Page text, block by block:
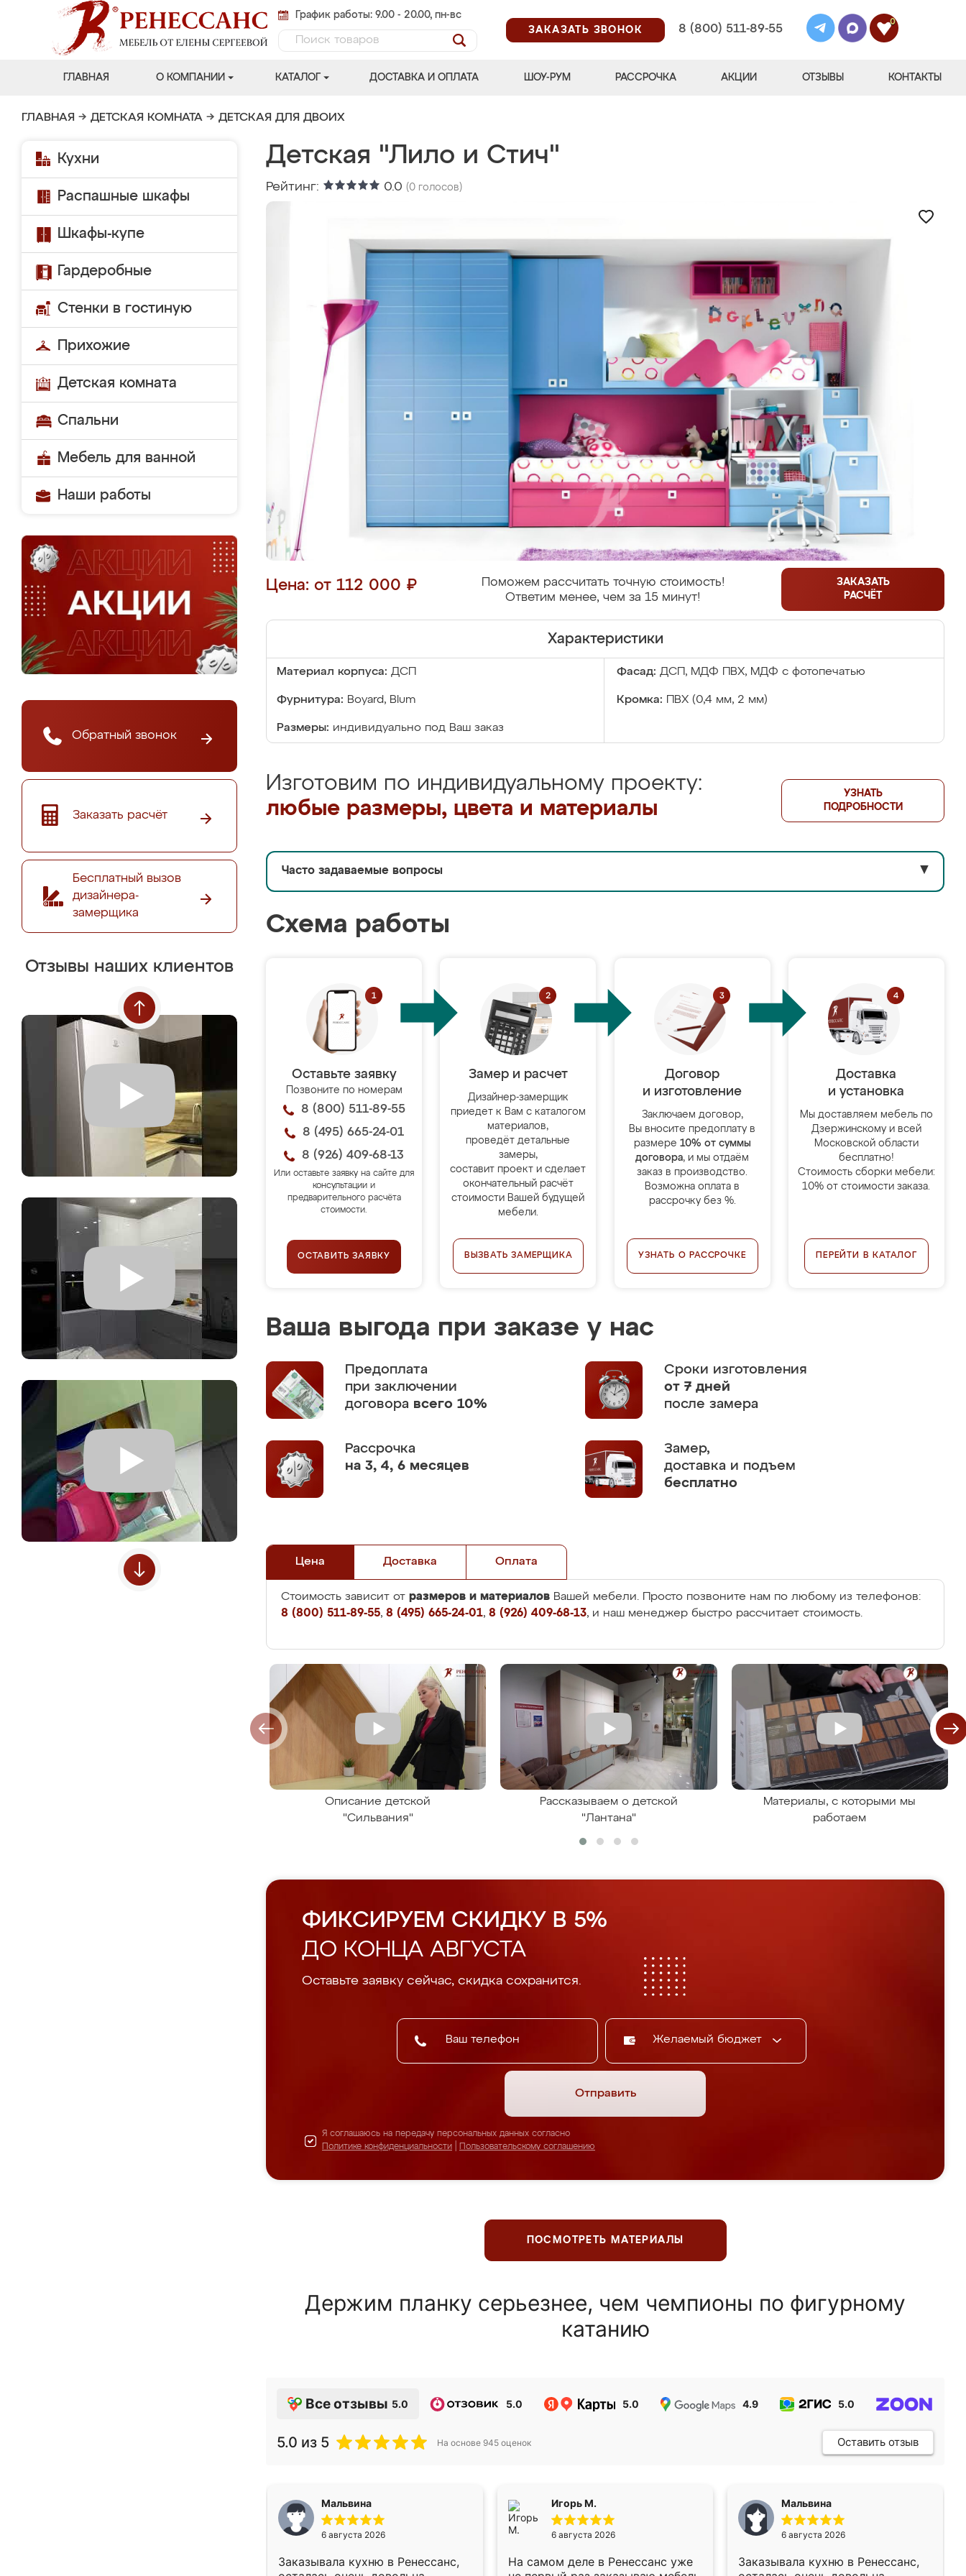
График работы: 9.00 - 20.00, пн-вс
ЗАКАЗАТЬ ЗВОНОК
8 (800) 511-89-55
0
ГЛАВНАЯ О КОМПАНИИ КАТАЛОГ ДОСТАВКА И ОПЛАТА ШОУ-РУМ РАССРОЧКА АКЦИИ ОТЗЫВЫ КОНТАКТЫ
ГЛАВНАЯ → ДЕТСКАЯ КОМНАТА → ДЕТСКАЯ ДЛЯ ДВОИХ
Кухни
Распашные шкафы
Шкафы-купе
Гардеробные
Стенки в гостиную
Прихожие
Детская комната
Спальни
Мебель для ванной
Наши работы
Обратный звонок
Заказать расчёт
Бесплатный вызов
дизайнера-
замерщика
Отзывы наших клиентов
Детская "Лило и Стич"
Рейтинг: 0.0 (0 голосов)
Цена: от 112 000 ₽
Поможем рассчитать точную стоимость!
Ответим менее, чем за 15 минут!
ЗАКАЗАТЬ
РАСЧЁТ
Характеристики
Материал корпуса: ДСП Фасад: ДСП, МДФ ПВХ, МДФ с фотопечатью
Фурнитура: Boyard, Blum Кромка: ПВХ (0,4 мм, 2 мм)
Размеры: индивидуально под Ваш заказ
Изготовим по индивидуальному проекту:
любые размеры, цвета и материалы
УЗНАТЬ
ПОДРОБНОСТИ
Часто задаваемые вопросы ▼
Схема работы
Оставьте заявку
Позвоните по номерам
8 (800) 511-89-55
8 (495) 665-24-01
8 (926) 409-68-13
Или оставьте заявку на сайте для
консультации и
предварительного расчёта
стоимости.
ОСТАВИТЬ ЗАЯВКУ
Замер и расчет
Дизайнер-замерщик
приедет к Вам с каталогом
материалов,
проведёт детальные
замеры,
составит проект и сделает
окончательный расчёт
стоимости Вашей будущей
мебели.
ВЫЗВАТЬ ЗАМЕРЩИКА
Договор
и изготовление
Заключаем договор,
Вы вносите предоплату в
размере 10% от суммы
договора, и мы отдаём
заказ в производство.
Возможна оплата в
рассрочку без %.
УЗНАТЬ О РАССРОЧКЕ
Доставка
и установка
Мы доставляем мебель по
Дзержинскому и всей
Московской области
бесплатно!
Стоимость сборки мебели:
10% от стоимости заказа.
ПЕРЕЙТИ В КАТАЛОГ
Ваша выгода при заказе у нас
Предоплата
при заключении
договора всего 10%
Сроки изготовления
от 7 дней
после замера
Рассрочка
на 3, 4, 6 месяцев
Замер,
доставка и подъем
бесплатно
Цена Доставка Оплата
Стоимость зависит от размеров и материалов Вашей мебели. Просто позвоните нам по любому из телефонов:
8 (800) 511-89-55, 8 (495) 665-24-01, 8 (926) 409-68-13, и наш менеджер быстро рассчитает стоимость.
Описание детской
"Сильвания"
Рассказываем о детской
"Лантана"
Материалы, с которыми мы
работаем
ФИКСИРУЕМ СКИДКУ В 5%
ДО КОНЦА АВГУСТА
Оставьте заявку сейчас, скидка сохранится.
Желаемый бюджет
Отправить
Я соглашаюсь на передачу персональных данных согласно
Политике конфиденциальности
Пользовательскому соглашению
ПОСМОТРЕТЬ МАТЕРИАЛЫ
Держим планку серьезнее, чем чемпионы по фигурному
катанию
Все отзывы 5.0 5.0 5.0 4.9 5.0
5.0 из 5 На основе 945 оценок Оставить отзыв
Мальвина
6 августа 2026
Заказывала кухню в Ренессанс,
Игорь М.
6 августа 2026
На самом деле в Ренессанс уже
Мальвина
6 августа 2026
Заказывала кухню в Ренессанс,